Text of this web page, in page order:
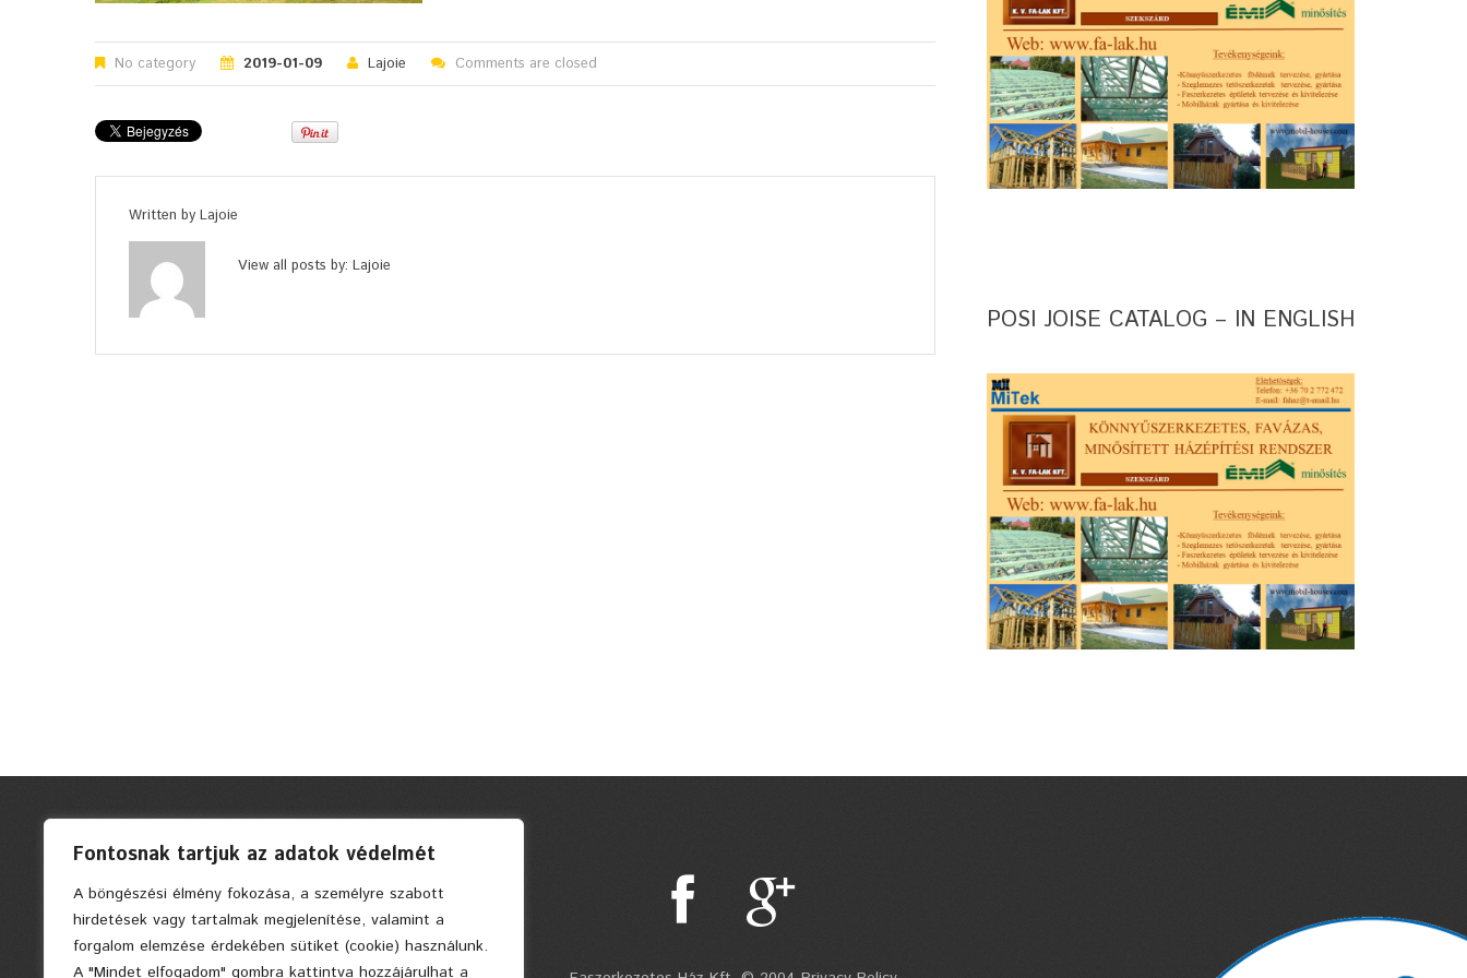
Fontosnak tartjuk az adatok védelmét
A böngészési élmény fokozása, a személyre szabott
hirdetések vagy tartalmak megjelenítése, valamint a
forgalom elemzése érdekében sütiket (cookie) használunk.
A "Mindet elfogadom" gombra kattintva hozzájárulhat a
No category 2019-01-09 Lajoie Comments are closed
Written by Lajoie
View all posts by: Lajoie
POSI JOISE CATALOG – IN ENGLISH